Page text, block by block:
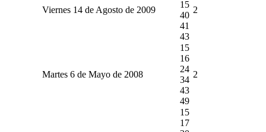
Viernes 14 de Agosto de 2009
15
40
41
43
2
Martes 6 de Mayo de 2008
15
16
24
34
43
49
2
15
17